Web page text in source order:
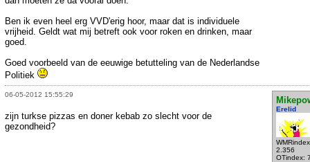
Ben ik even heel erg VVD'erig hoor, maar dat is individuele
vrijheid. Geldt wat mij betreft ook voor roken en drinken, maar
goed.
Goed voorbeeld van de eeuwige betutteling van de Nederlandse
Politiek
06-05-2012 15:55:29
Erelid
2.356
OTindex:
zijn turkse pizzas en doner kebab zo slecht voor de
gezondheid?